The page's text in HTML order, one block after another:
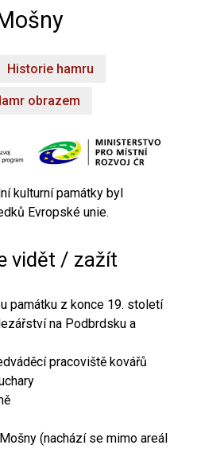
Historie hamru
obrazem
kulturní památky byl
Evropské unie.
vidět / zažít
památku z konce 19. století
na Podbrdsku a
pracoviště kovářů
(nachází se mimo areál